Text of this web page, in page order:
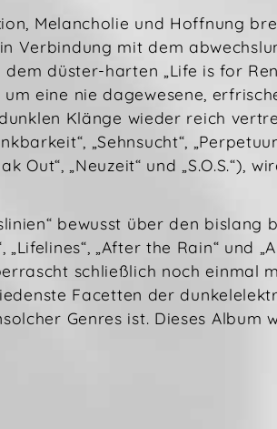
Melancholie und Hoffnung
Verbindung mit dem
düster-harten „Life is for
eine nie dagewesene,
Klänge wieder reich
„Sehnsucht“,
Out“, „Neuzeit“ und „S.O.S.“),
bewusst über den bislang
„After the Rain“ und
schließlich noch einmal
Facetten der
Genres ist. Dieses Album